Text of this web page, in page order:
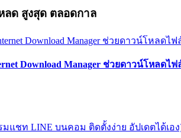
ลด สูงสุด ตลอดกาล
Download Manager ช่วยดาวน์โหลดไฟ